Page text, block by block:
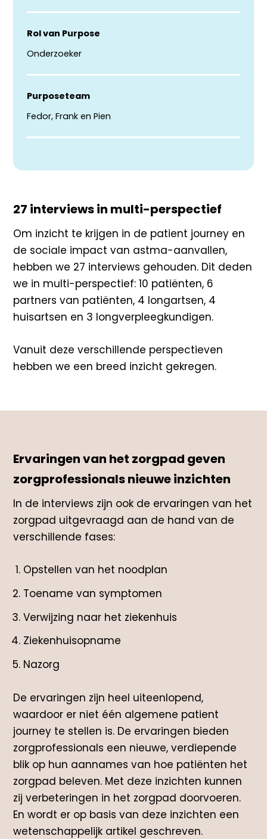
Rol van Purpose
Onderzoeker​
Purposeteam
Fedor, Frank en Pien​
27 interviews in multi-perspectief
Om inzicht te krijgen in de patient journey en
de sociale impact van astma-aanvallen,
hebben we 27 interviews gehouden. Dit deden
we in multi-perspectief: ​10 patiënten​, 6
partners van patiënten​, 4 longartsen​, 4
huisartsen ​ en 3 longverpleegkundigen.
Vanuit deze verschillende perspectieven
hebben we een breed inzicht gekregen.
Ervaringen van het zorgpad geven
zorgprofessionals nieuwe inzichten
In de interviews zijn ook de ervaringen van het
zorgpad uitgevraagd aan de hand van de
verschillende fases:
Opstellen van het noodplan
Toename van symptomen
Verwijzing naar het ziekenhuis
Ziekenhuisopname
Nazorg
De ervaringen zijn heel uiteenlopend,
waardoor er niet één algemene patient
journey te stellen is. De ervaringen bieden
zorgprofessionals een nieuwe, verdiepende
blik op hun aannames van hoe patiënten het
zorgpad beleven. Met deze inzichten kunnen
zij verbeteringen in het zorgpad doorvoeren.
En wordt er op basis van deze inzichten een
wetenschappelijk artikel geschreven.